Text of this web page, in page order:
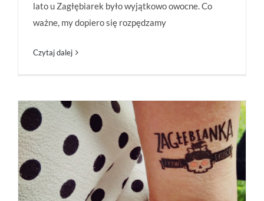
lato u Zagłębiarek było wyjątkowo owocne. Co
ważne, my dopiero się rozpędzamy
Czytaj dalej